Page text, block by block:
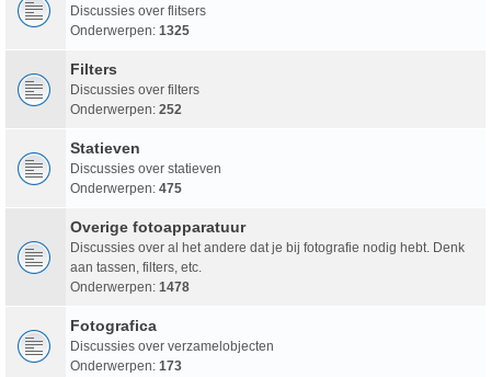
Discussies over flitsers
Onderwerpen: 1325
Filters
Discussies over filters
Onderwerpen: 252
Statieven
Discussies over statieven
Onderwerpen: 475
Overige fotoapparatuur
Discussies over al het andere dat je bij fotografie nodig hebt. Denk
aan tassen, filters, etc.
Onderwerpen: 1478
Fotografica
Discussies over verzamelobjecten
Onderwerpen: 173